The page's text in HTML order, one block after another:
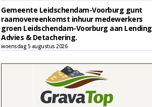
Gemeente Leidschendam-Voorburg gunt
raamovereenkomst inhuur medewerkers
groen Leidschendam-Voorburg aan Lending
Advies & Detachering.
woensdag 5 augustus 2026